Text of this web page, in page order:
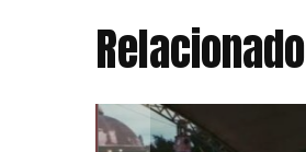
Relacionado